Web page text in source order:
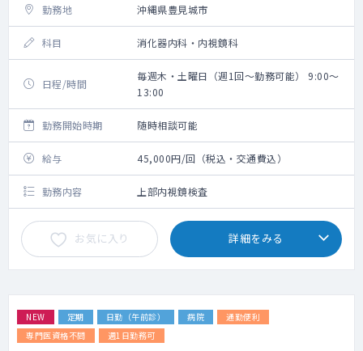
勤務地 沖縄県豊見城市
科目 消化器内科・内視鏡科
日程/時間
毎週木・土曜日（週1回～勤務可能） 9:00～
13:00
勤務開始時期 随時相談可能
給与 45,000円/回（税込・交通費込）
勤務内容 上部内視鏡検査
お気に入り 詳細をみる
NEW 定期 日勤（午前診） 病院
通勤便利
専門医資格不問
週1日勤務可